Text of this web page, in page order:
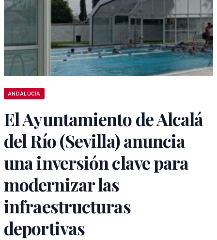
ANDALUCÍA
El Ayuntamiento de Alcalá
del Río (Sevilla) anuncia
una inversión clave para
modernizar las
infraestructuras
deportivas